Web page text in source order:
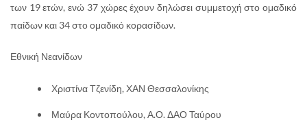
των 19 ετών, ενώ 37 χώρες έχουν δηλώσει συμμετοχή στο ομαδικό
παίδων και 34 στο ομαδικό κορασίδων.
Εθνική Νεανίδων
Χριστίνα Τζενίδη, ΧΑΝ Θεσσαλονίκης
Μαύρα Κοντοπούλου, Α.Ο. ΔΑΟ Ταύρου